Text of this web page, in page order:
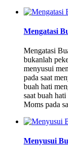
Mengatasi
Mengatasi
bukanlah
menyusui
pada saat
buah hati
saat buah
Moms pada
Menyusui